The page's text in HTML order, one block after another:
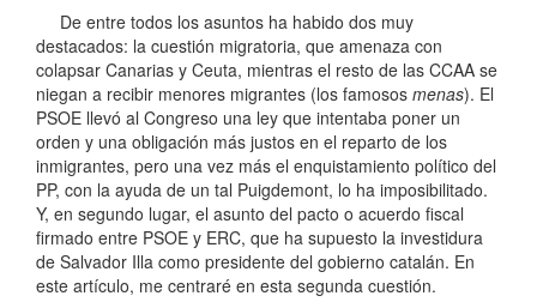
De entre todos los asuntos ha habido dos muy
destacados: la cuestión migratoria, que amenaza con
colapsar Canarias y Ceuta, mientras el resto de las CCAA se
niegan a recibir menores migrantes (los famosos menas). El
PSOE llevó al Congreso una ley que intentaba poner un
orden y una obligación más justos en el reparto de los
inmigrantes, pero una vez más el enquistamiento político del
PP, con la ayuda de un tal Puigdemont, lo ha imposibilitado.
Y, en segundo lugar, el asunto del pacto o acuerdo fiscal
firmado entre PSOE y ERC, que ha supuesto la investidura
de Salvador Illa como presidente del gobierno catalán. En
este artículo, me centraré en esta segunda cuestión.